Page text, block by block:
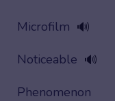
Microfilm 🔊
Noticeable 🔊
Phenomenon